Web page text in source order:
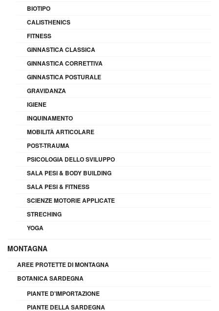
BIOTIPO
CALISTHENICS
FITNESS
GINNASTICA CLASSICA
GINNASTICA CORRETTIVA
GINNASTICA POSTURALE
GRAVIDANZA
IGIENE
INQUINAMENTO
MOBILITÀ ARTICOLARE
POST-TRAUMA
PSICOLOGIA DELLO SVILUPPO
SALA PESI & BODY BUILDING
SALA PESI & FITNESS
SCIENZE MOTORIE APPLICATE
STRECHING
YOGA
MONTAGNA
AREE PROTETTE DI MONTAGNA
BOTANICA SARDEGNA
PIANTE D'IMPORTAZIONE
PIANTE DELLA SARDEGNA